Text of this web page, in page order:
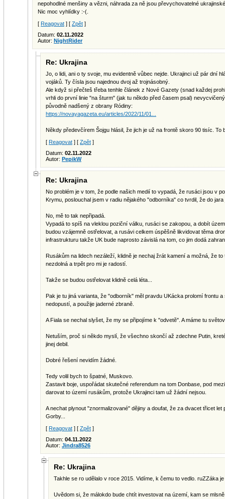
nepohodlné menšiny a vězni, náhrada za ně jsou převychovatelné
Nic moc vyhlídky :-(.
[ Reagovat ] [ Zpět ]
Datum: 02.11.2022
Autor: NightRider
Re: Ukrajina
Jo, o lidi, ani o ty svoje, mu evidentně vůbec nejde. Ukrajinci už pár dní
vojáků. Ty čísla jsou najednou dvoj až trojnásobný.
Ale když si přečteš třeba tenhle článek z Nové Gazety (snad každej
vrhli do první linie "na šturm" (jak tu někdo před časem psal)
původně nadšený z obrany Ródiny:
https://novayagazeta.eu/articles/2022/11/01...
Někdy předevčírem Šojgu hlásil, že jich je už na frontě skoro 90 tisíc. To
[ Reagovat ] [ Zpět ]
Datum: 02.11.2022
Autor: PepikW
Re: Ukrajina
No problém je v tom, že podle našich medií to vypadá, že rusáci jsou v
Krymu, poslouchal jsem v radiu nějakého "odborníka" co tvrdil, že do
No, mě to tak nepřipadá.
Vypadá to spíš na vleklou poziční válku, rusáci se zakopou, a dobít
budou vzájemně ostřelovat, a rusávi celkem úspěšně likvidovat těma
infrastrukturu takže UK bude naprosto závislá na tom, co jim dodá
Rusákům na lidech nezáleží, klidně je nechaj žrát kamení a možná, že
nezdolná a trpět pro mi je radostí.
Takže se budou ostřelovat klidně celá léta...
Pak je tu jiná varianta, že "odborník" měl pravdu UKácka prolomí frontu
nedopustí, a použije jaderné zbraně.
A Fiala se nechal slyšet, že my se připojíme k "odvetě". A máme tu
Netuším, proč si někdo myslí, že všechno skončí až zdechne Putin,
jinej debil.
Dobré řešení nevidím žádné.
Tedy volil bych to špatné, Muskovo.
Zastavit boje, uspořádat skutečné referendum na tom Donbase, pod
darovat to území rusákům, protože Ukrajinci tam už žádní nejsou.
A nechat plynout "znormalizované" dějiny a doufat, že za dvacet třicet
Gorby...
[ Reagovat ] [ Zpět ]
Datum: 04.11.2022
Autor: Jindra8526
Re: Ukrajina
Takhle se ro udělalo v roce 2015. Vidíme, k čemu to vedlo. ruZZáka
Uvědom si, že málokdo bude chtít investovat na území, kam se